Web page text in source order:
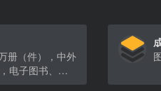
册（件），中外
电子图书、期